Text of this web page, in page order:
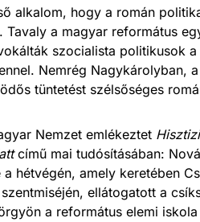
alkalom, hogy a román
Tavaly a magyar református
szocialista politikusok
Nemrég Nagykárolyban,
tüntetést szélsőséges
Nemzet emlékeztet
című mai tudósításában:
hétvégén, amely keretében
ellátogatott a
a református elemi